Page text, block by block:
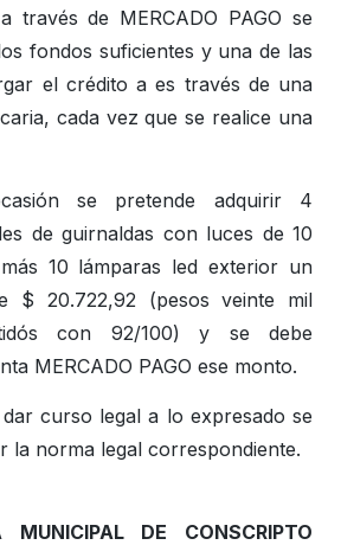
través de MERCADO PAGO se
fondos suficientes y una de las
el crédito a es través de una
cada vez que se realice una
se pretende adquirir 4
de guirnaldas con luces de 10
10 lámparas led exterior un
$ 20.722,92 (pesos veinte mil
con 92/100) y se debe
MERCADO PAGO ese monto.
curso legal a lo expresado se
la norma legal correspondiente.
MUNICIPAL DE CONSCRIPTO